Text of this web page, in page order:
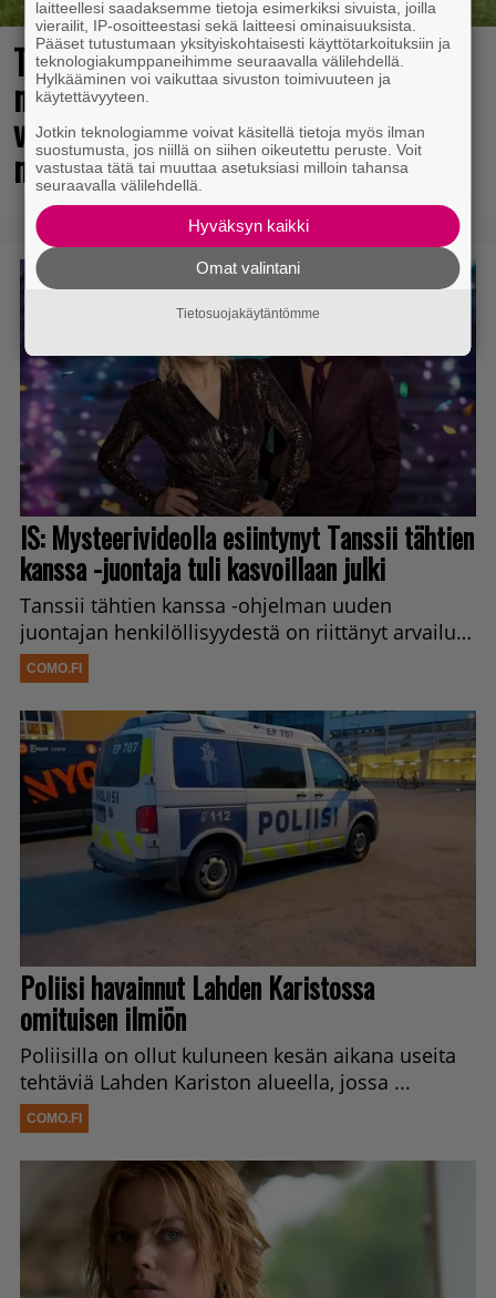
The Legend of Zelda -elokuvan
näyttelijöistä huhuillaan ahkerasti –
vastikään menehtynyt Sam Neill
mukana?
laitteellesi saadaksemme tietoja esimerkiksi sivuista, joilla
vierailit, IP-osoitteestasi sekä laitteesi ominaisuuksista.
Pääset tutustumaan yksityiskohtaisesti käyttötarkoituksiin ja
teknologiakumppaneihimme seuraavalla välilehdellä.
Hylkääminen voi vaikuttaa sivuston toimivuuteen ja
käytettävyyteen.
Jotkin teknologiamme voivat käsitellä tietoja myös ilman
suostumusta, jos niillä on siihen oikeutettu peruste. Voit
vastustaa tätä tai muuttaa asetuksiasi milloin tahansa
seuraavalla välilehdellä.
Hyväksyn kaikki
Omat valintani
Tietosuojakäytäntömme